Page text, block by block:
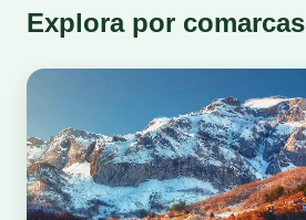
Explora por comarcas